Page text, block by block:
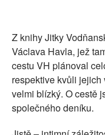
Z knihy Jitky
Václava Havla, jež
cestu VH plánoval
respektive kvůli jejich
velmi blízký. O cestě
společného deníku.